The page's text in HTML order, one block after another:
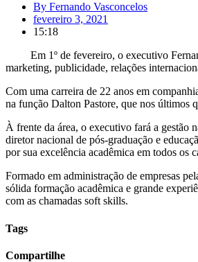
By Fernando Vasconcelos
fevereiro 3, 2021
15:18
Em 1º de fevereiro, o executivo
marketing, publicidade, relações
Com uma carreira de 22 anos em
na função Dalton Pastore, que nos últimos
À frente da área, o executivo fará a gestão
diretor nacional de pós-graduação e
por sua excelência acadêmica em todos os
Formado em administração de empresas
sólida formação acadêmica e grande
com as chamadas soft skills.
Tags
Compartilhe